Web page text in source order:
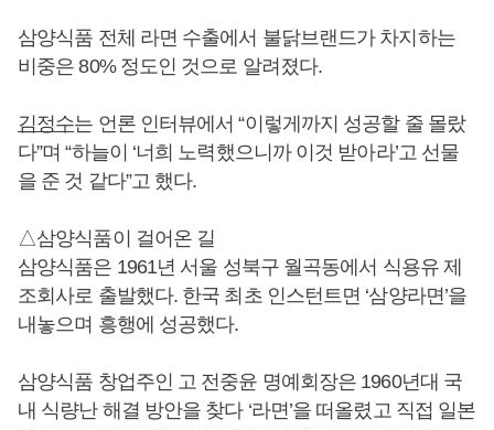
삼양식품 전체 라면 수출에서 불닭브랜드가 차지하는
비중은 80% 정도인 것으로 알려졌다.
김정수는 언론 인터뷰에서 “이렇게까지 성공할 줄 몰랐
다”며 “하늘이 ‘너희 노력했으니까 이것 받아라’고 선물
을 준 것 같다”고 했다.
△삼양식품이 걸어온 길
삼양식품은 1961년 서울 성북구 월곡동에서 식용유 제
조회사로 출발했다. 한국 최초 인스턴트면 ‘삼양라면’을
내놓으며 흥행에 성공했다.
삼양식품 창업주인 고 전중윤 명예회장은 1960년대 국
내 식량난 해결 방안을 찾다 ‘라면’을 떠올렸고 직접 일본